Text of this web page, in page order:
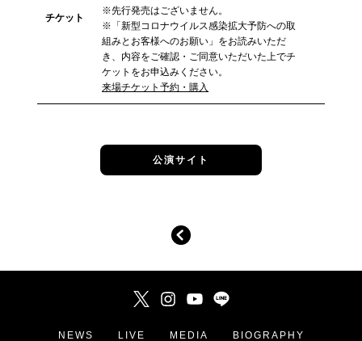
チケット
※先行発売はございません。
※「新型コロナウイルス感染拡大予防への取
組みとお客様へのお願い」をお読みいただ
き、内容をご確認・ご同意いただいた上でチ
ケットをお申込みください。
来場チケット予約・購入
公演サイト
NEWS LIVE MEDIA BIOGRAPHY